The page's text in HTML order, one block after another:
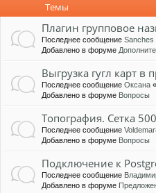
Темы
Плагин групповое
Последнее сообщение Sanches
Добавлено в форуме
Выгрузка гугл карт
Последнее сообщение Оксана «
Добавлено в форуме Вопросы
Топография. Сетка
Последнее сообщение
Добавлено в форуме Вопросы
Подключение к
Последнее сообщение
Добавлено в форуме